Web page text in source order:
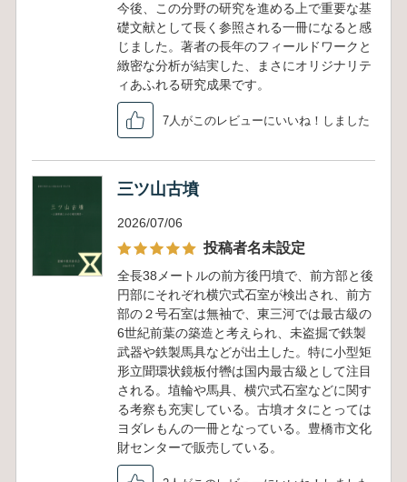
今後、この分野の研究を進める上で重要な基
礎文献として長く参照される一冊になると感
じました。著者の長年のフィールドワークと
緻密な分析が結実した、まさにオリジナリテ
ィあふれる研究成果です。
7人がこのレビューにいいね！しました
三ツ山古墳
2026/07/06
投稿者名未設定
全長38メートルの前方後円墳で、前方部と後
円部にそれぞれ横穴式石室が検出され、前方
部の２号石室は無袖で、東三河では最古級の
6世紀前葉の築造と考えられ、未盗掘で鉄製
武器や鉄製馬具などが出土した。特に小型矩
形立聞環状鏡板付轡は国内最古級として注目
される。埴輪や馬具、横穴式石室などに関す
る考察も充実している。古墳オタにとっては
ヨダレもんの一冊となっている。豊橋市文化
財センターで販売している。